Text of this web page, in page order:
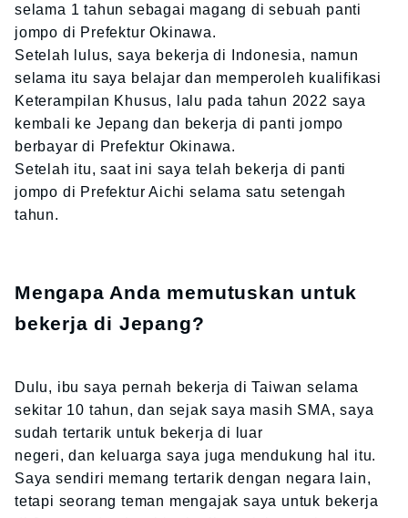
selama 1 tahun sebagai magang di sebuah panti
jompo di Prefektur Okinawa.
Setelah lulus, saya bekerja di Indonesia, namun
selama itu saya belajar dan memperoleh kualifikasi
Keterampilan Khusus, lalu pada tahun 2022 saya
kembali ke Jepang dan bekerja di panti jompo
berbayar di Prefektur Okinawa.
Setelah itu, saat ini saya telah bekerja di panti
jompo di Prefektur Aichi selama satu setengah
tahun.
Mengapa Anda memutuskan untuk
bekerja di Jepang?
Dulu, ibu saya pernah bekerja di Taiwan selama
sekitar 10 tahun, dan sejak saya masih SMA, saya
sudah tertarik untuk bekerja di luar
negeri, dan keluarga saya juga mendukung hal itu.
Saya sendiri memang tertarik dengan negara lain,
tetapi seorang teman mengajak saya untuk bekerja